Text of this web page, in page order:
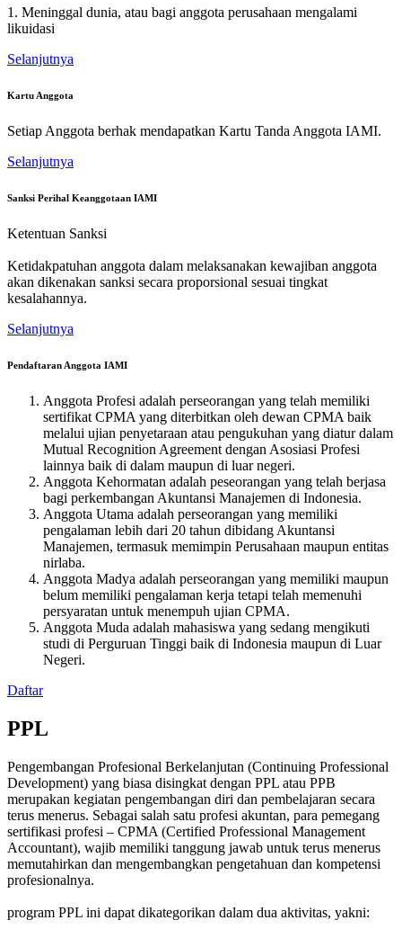
1. Meninggal dunia, atau bagi anggota perusahaan mengalami
likuidasi
Selanjutnya
Kartu Anggota
Setiap Anggota berhak mendapatkan Kartu Tanda Anggota IAMI.
Selanjutnya
Sanksi Perihal Keanggotaan IAMI
Ketentuan Sanksi
Ketidakpatuhan anggota dalam melaksanakan kewajiban anggota
akan dikenakan sanksi secara proporsional sesuai tingkat
kesalahannya.
Selanjutnya
Pendaftaran Anggota IAMI
Anggota Profesi adalah perseorangan yang telah memiliki
sertifikat CPMA yang diterbitkan oleh dewan CPMA baik
melalui ujian penyetaraan atau pengukuhan yang diatur dalam
Mutual Recognition Agreement dengan Asosiasi Profesi
lainnya baik di dalam maupun di luar negeri.
Anggota Kehormatan adalah peseorangan yang telah berjasa
bagi perkembangan Akuntansi Manajemen di Indonesia.
Anggota Utama adalah perseorangan yang memiliki
pengalaman lebih dari 20 tahun dibidang Akuntansi
Manajemen, termasuk memimpin Perusahaan maupun entitas
nirlaba.
Anggota Madya adalah perseorangan yang memiliki maupun
belum memiliki pengalaman kerja tetapi telah memenuhi
persyaratan untuk menempuh ujian CPMA.
Anggota Muda adalah mahasiswa yang sedang mengikuti
studi di Perguruan Tinggi baik di Indonesia maupun di Luar
Negeri.
Daftar
PPL
Pengembangan Profesional Berkelanjutan (Continuing Professional
Development) yang biasa disingkat dengan PPL atau PPB
merupakan kegiatan pengembangan diri dan pembelajaran secara
terus menerus. Sebagai salah satu profesi akuntan, para pemegang
sertifikasi profesi – CPMA (Certified Professional Management
Accountant), wajib memiliki tanggung jawab untuk terus menerus
memutahirkan dan mengembangkan pengetahuan dan kompetensi
profesionalnya.
program PPL ini dapat dikategorikan dalam dua aktivitas, yakni: